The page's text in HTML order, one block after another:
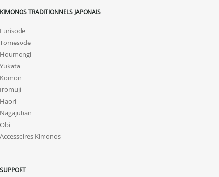
KIMONOS TRADITIONNELS JAPONAIS
Furisode
Tomesode
Houmongi
Yukata
Komon
Iromuji
Haori
Nagajuban
Obi
Accessoires Kimonos
SUPPORT